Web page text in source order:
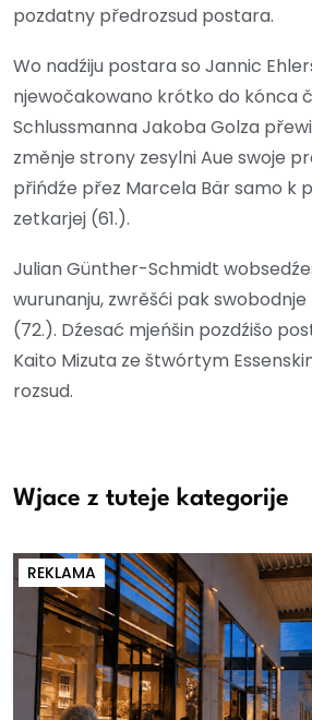
pozdatny předrozsud postara.
Wo nadźiju postara so Jannic
njewočakowano krótko do kónca
Schlussmanna Jakoba Golza
změnje strony zesylni Aue swoje
přińdźe přez Marcela Bär samo k
zetkarjej (61.).
Julian Günther-Schmidt
wurunanju, zwrěšći pak swobodnje
(72.). Dźesać mjeńšin pozdźišo
Kaito Mizuta ze štwórtym
rozsud.
Wjace z tuteje kategorije
REKLAMA